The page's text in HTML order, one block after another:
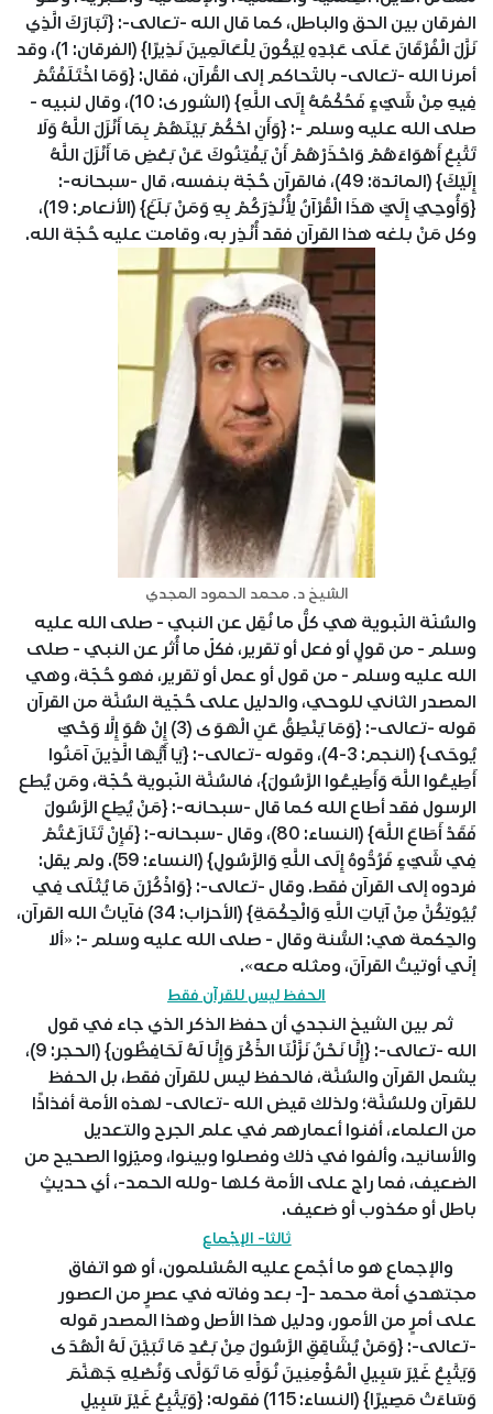
الفرقان بين الحق والباطل، كما قال الله -تعالى-: {تَبَارَكَ الَّذِي
نَزَّلَ الْفُرْقَانَ عَلَى عَبْدِهِ لِيَكُونَ لِلْعَالَمِينَ نَذِيرًا} (الفرقان: 1)، وقد
أمرنا الله -تعالى- بالتّحاكم إلى القُرآن، فقال: {وَمَا اخْتَلَفْتُمْ
فِيهِ مِنْ شَيْءٍ فَحُكْمُهُ إِلَى اللَّهِ} (الشورى: 10)، وقال لنبيه -
صلى الله عليه وسلم -: {وَأَنِ احْكُمْ بَيْنَهُمْ بِمَا أَنْزَلَ اللَّهُ وَلَا
تَتَّبِعْ أَهْوَاءَهُمْ وَاحْذَرْهُمْ أَنْ يَفْتِنُوكَ عَنْ بَعْضِ مَا أَنْزَلَ اللَّهُ
إِلَيْكَ} (المائدة: 49)، فالقرآن حُجّة بنفسه، قال -سبحانه-:
{وَأُوحِيَ إِلَيَّ هَذَا الْقُرْآنُ لِأُنْذِرَكُمْ بِهِ وَمَنْ بَلَغَ} (الأنعام: 19)،
وكل مَنْ بلغه هذا القرآن فقد أُنْذِر به، وقامت عليه حُجّة الله.
الشيخ د. محمد الحمود المجدي
والسُنّة النّبوية هي كلُّ ما نُقِل عن النبي - صلى الله عليه
وسلم - من قولٍ أو فعل أو تقرير، فكلّ ما أُثر عن النبي - صلى
الله عليه وسلم - من قول أو عمل أو تقرير، فهو حُجّة، وهي
المصدر الثاني للوحي، والدليل على حُجّية السُنَّة من القرآن
قوله -تعالى-: {وَمَا يَنْطِقُ عَنِ الْهَوَى (3) إِنْ هُوَ إِلَّا وَحْيٌ
يُوحَى} (النجم: 3-4)، وقوله -تعالى-: {يَا أَيُّهَا الَّذِينَ آمَنُوا
أَطِيعُوا اللَّهَ وَأَطِيعُوا الرَّسُولَ}، فالسُنَّة النّبوية حُجّة، ومَن يُطع
الرسول فقد أطاع الله كما قال -سبحانه-: {مَنْ يُطِعِ الرَّسُولَ
فَقَدْ أَطَاعَ اللَّهَ} (النساء: 80)، وقال -سبحانه-: {فَإِنْ تَنَازَعْتُمْ
فِي شَيْءٍ فَرُدُّوهُ إِلَى اللَّهِ وَالرَّسُولِ} (النساء: 59). ولم يقل:
فردوه إلى القرآن فقط. وقال -تعالى-: {وَاذْكُرْنَ مَا يُتْلَى فِي
بُيُوتِكُنَّ مِنْ آيَاتِ اللَّهِ وَالْحِكْمَةِ} (الأحزاب: 34) فآياتُ الله القرآن،
والحِكمة هي: السُّنة وقال - صلى الله عليه وسلم -: «ألا
إنّي أوتيتُ القرآنَ، ومثله معه».
الحفظ ليس للقرآن فقط
ثم بين الشيخ النجدي أن حفظ الذكر الذي جاء في قول
الله -تعالى-: {إِنَّا نَحْنُ نَزَّلْنَا الذِّكْرَ وَإِنَّا لَهُ لَحَافِظُون} (الحجر: 9)،
يشمل القرآن والسُنَّة، فالحفظ ليس للقرآن فقط، بل الحفظ
للقرآن وللسُنَّة؛ ولذلك قيض الله -تعالى- لهذه الأمة أفذاذًا
من العلماء، أفنوا أعمارهم في علم الجرح والتعديل
والأسانيد، وألفوا في ذلك وفصلوا وبينوا، وميّزوا الصحيح من
الضعيف، فما راج على الأمة كلها -ولله الحمد-، أي حديثٍ
باطل أو مكذوب أو ضعيف.
ثالثا- الإجْماع
والإجماع هو ما أجْمع عليه المُسْلمون، أو هو اتفاق
مجتهدي أمة محمد -[- بعد وفاته في عصرٍ من العصور
على أمرٍ من الأمور، ودليل هذا الأصل وهذا المصدر قوله
-تعالى-: {وَمَنْ يُشَاقِقِ الرَّسُولَ مِنْ بَعْدِ مَا تَبَيَّنَ لَهُ الْهُدَى
وَيَتَّبِعْ غَيْرَ سَبِيلِ الْمُؤْمِنِينَ نُوَلِّهِ مَا تَوَلَّى وَنُصْلِهِ جَهَنَّمَ
وَسَاءَتْ مَصِيرًا} (النساء: 115) فقوله: {وَيَتَّبِعْ غَيْرَ سَبِيلِ